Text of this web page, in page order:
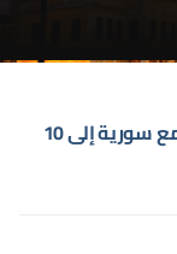
تركيا تسعى لرفع حجم تجارتها مع سورية إلى 10